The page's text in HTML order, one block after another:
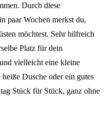
Durch diese
paar Wochen merkst du,
möchtest. Sehr hilfreich
Platz für dein
vielleicht eine kleine
Dusche oder ein gutes
Stück für Stück, ganz ohne